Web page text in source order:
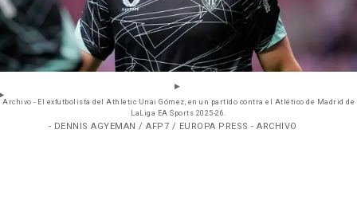
Archivo - El exfutbolista del Athletic Unai Gómez, en un partido contra el Atlético de Madrid de
LaLiga EA Sports 2025-26.
- DENNIS AGYEMAN / AFP7 / EUROPA PRESS - ARCHIVO